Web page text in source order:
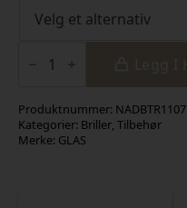
Tinted
Produktnummer: NADBTR1107
Kategorier: Briller, Tilbehør
Merke: GLAS